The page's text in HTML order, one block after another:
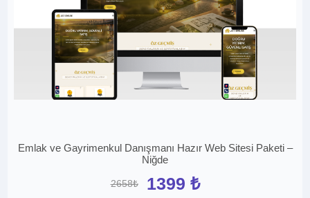
Emlak ve Gayrimenkul Danışmanı Hazır Web Sitesi Paketi –
Niğde
2658₺ 1399 ₺